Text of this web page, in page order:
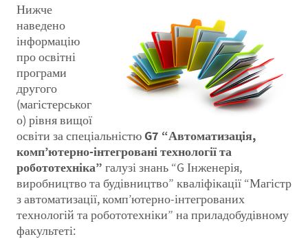
Нижче
наведено
інформацію
про освітні
програми
другого
(магістерськог
о) рівня вищої
освіти за спеціальністюG7 “Автоматизація,
комп’ютерно-інтегровані технології та
робототехніка” галузі знань “G Інженерія,
виробництво та будівництво” кваліфікації “Магістр
з автоматизації, комп’ютерно-інтегрованих
технологій та робототехніки” на приладобудівному
факультеті: